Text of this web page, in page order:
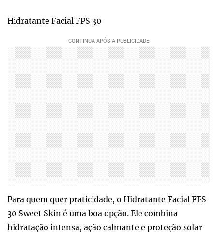
Hidratante Facial FPS 30
Para quem quer praticidade, o Hidratante Facial FPS
30 Sweet Skin é uma boa opção. Ele combina
hidratação intensa, ação calmante e proteção solar